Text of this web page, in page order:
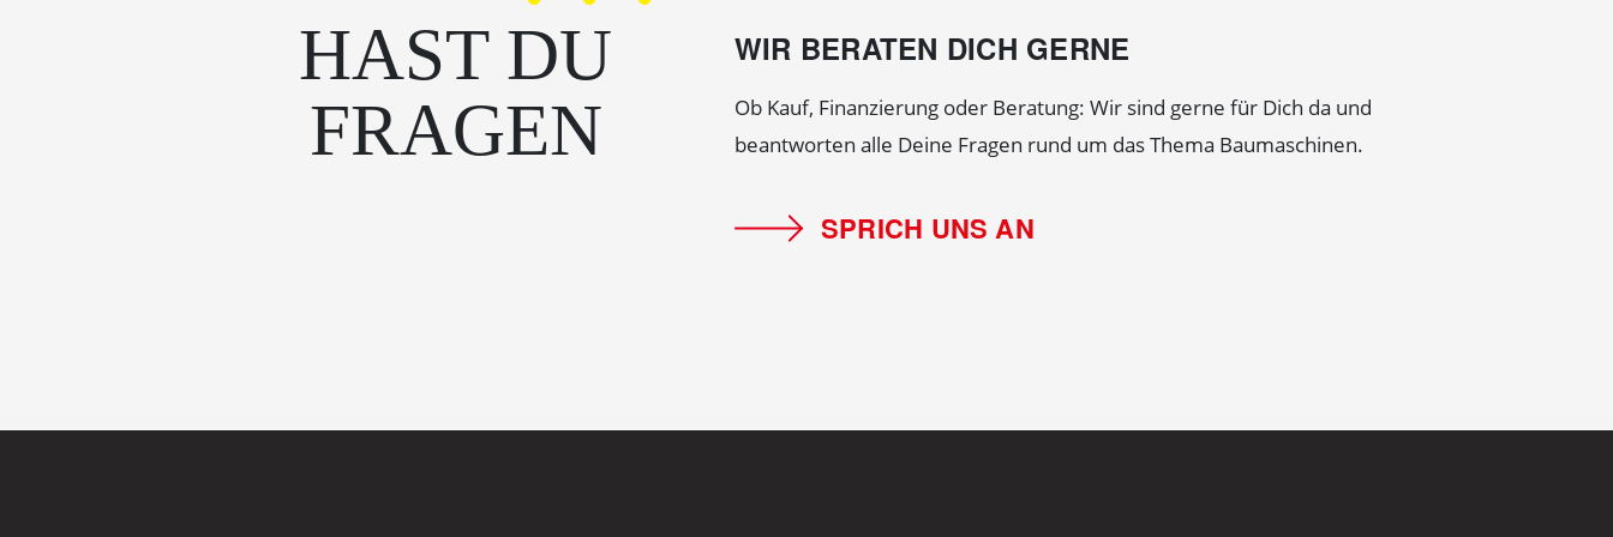
HAST DU
FRAGEN
WIR BERATEN DICH GERNE
Ob Kauf, Finanzierung oder Beratung: Wir sind gerne für Dich da und
beantworten alle Deine Fragen rund um das Thema Baumaschinen.
SPRICH UNS AN